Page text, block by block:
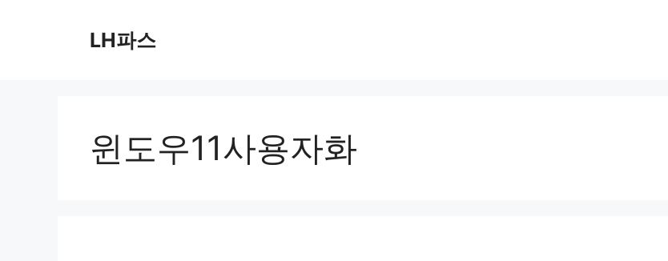
LH파스
윈도우11사용자화